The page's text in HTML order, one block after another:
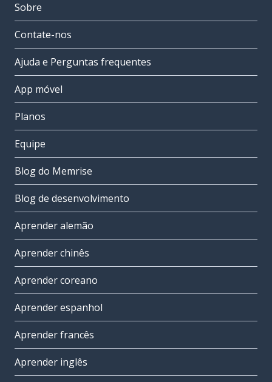
Sobre
Contate-nos
Ajuda e Perguntas frequentes
App móvel
Planos
Equipe
Blog do Memrise
Blog de desenvolvimento
Aprender alemão
Aprender chinês
Aprender coreano
Aprender espanhol
Aprender francês
Aprender inglês